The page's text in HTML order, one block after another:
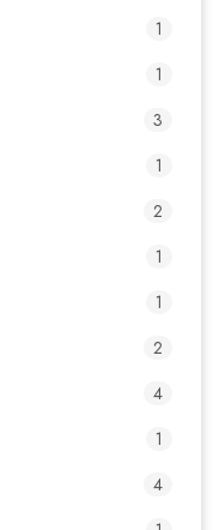
1
1
3
1
2
1
1
2
4
1
4